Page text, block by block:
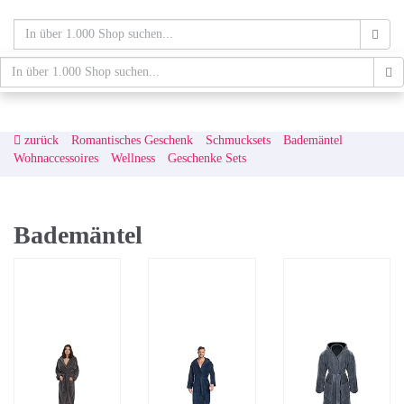
content
schaufenster.de
zurück Romantisches Geschenk Schmucksets
Bademäntel
Wohnaccessoires
Wellness Geschenke Sets
Bademäntel